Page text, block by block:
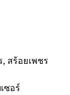
สร้อยเพชร
ซอร์